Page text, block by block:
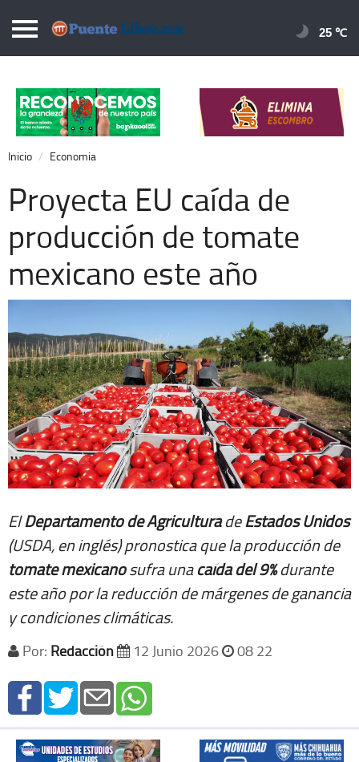
Puentelibre.mx
Local
Nacional
Opinión
Cronos
Economía
Espectáculos
25 ℃
Inicio Economia
Proyecta EU caída de
producción de tomate
mexicano este año
ElDepartamento de AgriculturadeEstados Unidos
(USDA, en inglés) pronostica que la producción de
tomate mexicanosufra unacaída del 9%durante
este año por la reducción de márgenes de ganancia
y condiciones climáticas.
Por: Redacción 12 Junio 2026 08 22